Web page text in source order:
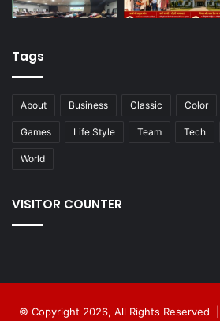
Tags
About Business Classic Color
Games Life Style Team Tech
World
VISITOR COUNTER
© Copyright 2026, All Rights Reserved |